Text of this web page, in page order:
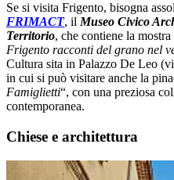
Se si visita Frigento, bisogna
FRIMACT, il Museo Civico
Territorio, che contiene la
Frigento racconti del grano nel
Cultura sita in Palazzo De Leo
in cui si può visitare anche la
Famiglietti“, con una preziosa
contemporanea.
Chiese e architettura